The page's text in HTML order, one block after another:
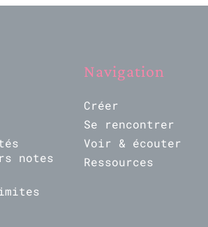
notes
Navigation
Créer
Se rencontrer
Voir & écouter
Ressources